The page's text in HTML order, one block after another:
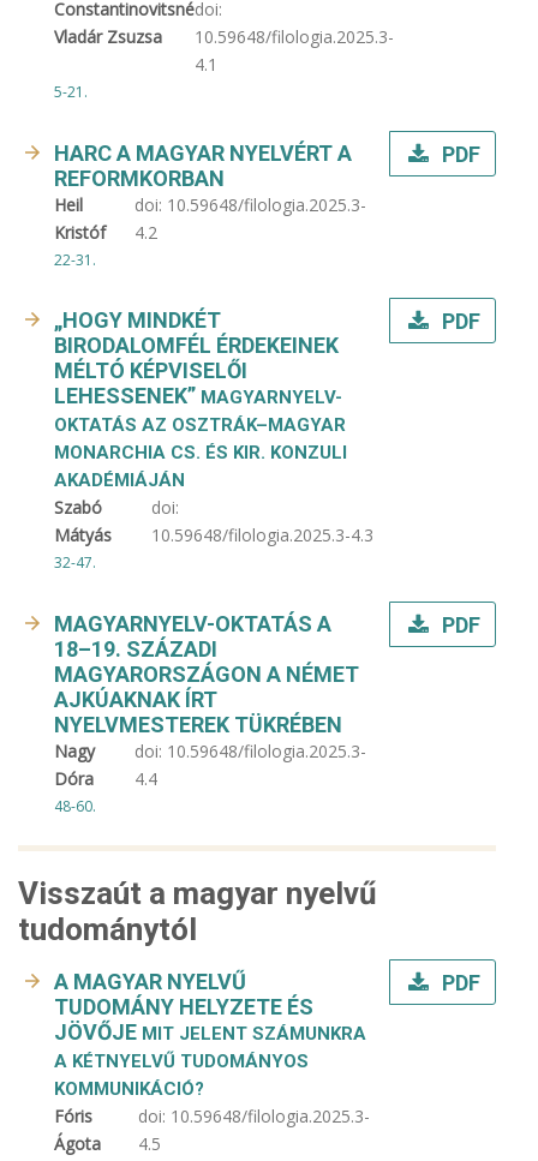
Constantinovitsné
Vladár Zsuzsa
doi:
10.59648/filologia.2025.3-
4.1
5-21.
HARC A MAGYAR NYELVÉRT A
REFORMKORBAN
Heil
Kristóf
doi: 10.59648/filologia.2025.3-
4.2
22-31.
PDF
„HOGY MINDKÉT
BIRODALOMFÉL ÉRDEKEINEK
MÉLTÓ KÉPVISELŐI
LEHESSENEK” MAGYARNYELV-
OKTATÁS AZ OSZTRÁK–MAGYAR
MONARCHIA CS. ÉS KIR. KONZULI
AKADÉMIÁJÁN
Szabó
Mátyás
doi:
10.59648/filologia.2025.3-4.3
32-47.
PDF
MAGYARNYELV-OKTATÁS A
18–19. SZÁZADI
MAGYARORSZÁGON A NÉMET
AJKÚAKNAK ÍRT
NYELVMESTEREK TÜKRÉBEN
Nagy
Dóra
doi: 10.59648/filologia.2025.3-
4.4
48-60.
PDF
Visszaút a magyar nyelvű
tudománytól
A MAGYAR NYELVŰ
TUDOMÁNY HELYZETE ÉS
JÖVŐJE MIT JELENT SZÁMUNKRA
A KÉTNYELVŰ TUDOMÁNYOS
KOMMUNIKÁCIÓ?
Fóris
Ágota
doi: 10.59648/filologia.2025.3-
4.5
PDF